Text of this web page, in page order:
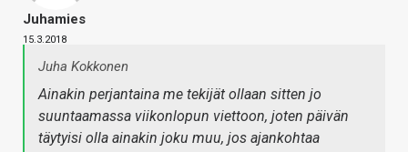
Juhamies
15.3.2018
Juha Kokkonen
Ainakin perjantaina me tekijät ollaan sitten jo
suuntaamassa viikonlopun viettoon, joten päivän
täytyisi olla ainakin joku muu, jos ajankohtaa